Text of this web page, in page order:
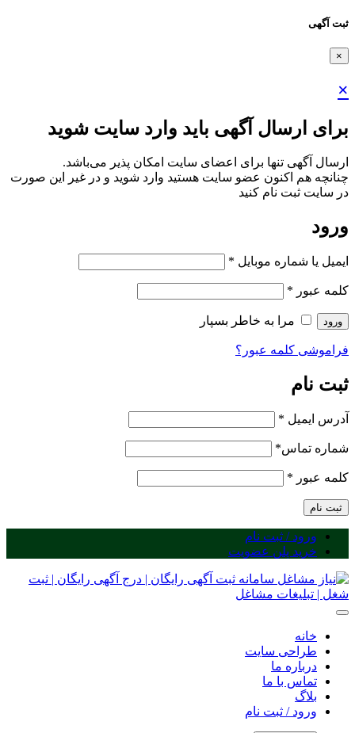
ثبت آگهی
×
×
برای ارسال آگهی باید وارد سایت شوید
ارسال آگهی تنها برای اعضای سایت امکان پذیر می‌باشد.
چنانچه هم‌ اکنون عضو سایت هستید وارد شوید و در غیر این صورت
در سایت ثبت نام کنید
ورود
ایمیل یا شماره موبایل *
کلمه عبور *
ورود مرا به خاطر بسپار
فراموشی کلمه عبور؟
ثبت نام
آدرس ایمیل *
شماره تماس*
کلمه عبور *
ثبت نام
ورود / ثبت نام
خرید پلن عضویت
خانه
طراحی سایت
درباره ما
تماس با ما
بلاگ
ورود / ثبت نام